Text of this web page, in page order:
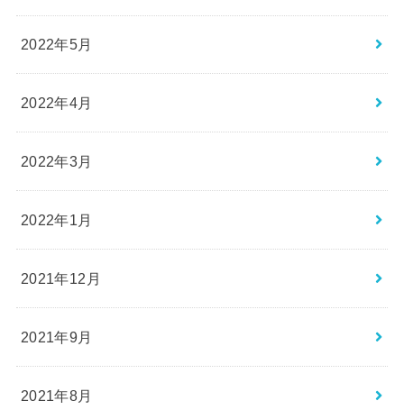
2022年5月
2022年4月
2022年3月
2022年1月
2021年12月
2021年9月
2021年8月